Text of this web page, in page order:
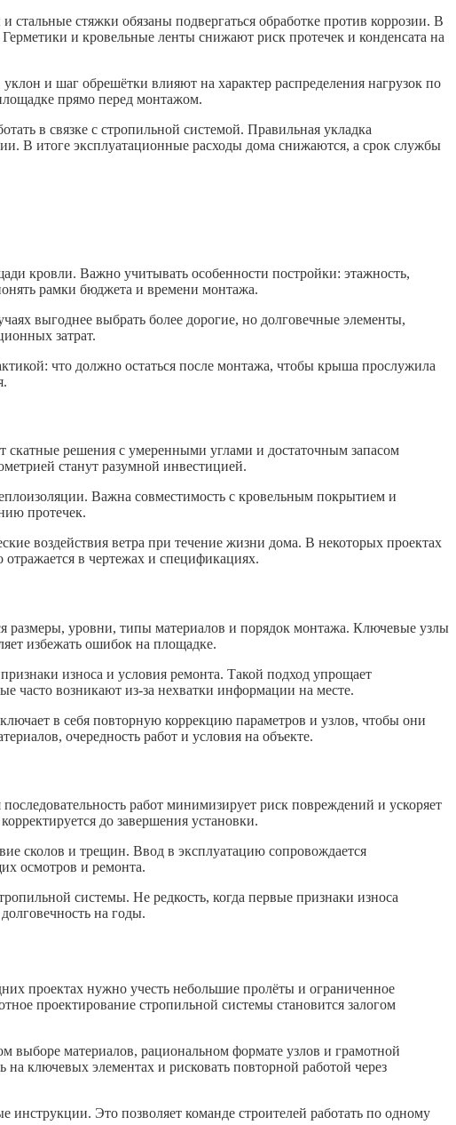
стяжки обязаны подвергаться обработке против коррозии. В
и кровельные ленты снижают риск протечек и конденсата на
и шаг обрешётки влияют на характер распределения нагрузок по
прямо перед монтажом.
в связке с стропильной системой. Правильная укладка
В итоге эксплуатационные расходы дома снижаются, а срок службы
кровли. Важно учитывать особенности постройки: этажность,
рамки бюджета и времени монтажа.
выгоднее выбрать более дорогие, но долговечные элементы,
затрат.
что должно остаться после монтажа, чтобы крыша прослужила
решения с умеренными углами и достаточным запасом
станут разумной инвестицией.
Важна совместимость с кровельным покрытием и
протечек.
воздействия ветра при течение жизни дома. В некоторых проектах
в чертежах и спецификациях.
размеры, уровни, типы материалов и порядок монтажа. Ключевые узлы
избежать ошибок на площадке.
износа и условия ремонта. Такой подход упрощает
часто возникают из-за нехватки информации на месте.
в себя повторную коррекцию параметров и узлов, чтобы они
очередность работ и условия на объекте.
работ минимизирует риск повреждений и ускоряет
до завершения установки.
сколов и трещин. Ввод в эксплуатацию сопровождается
осмотров и ремонта.
системы. Не редкость, когда первые признаки износа
на годы.
проектах нужно учесть небольшие пролёты и ограниченное
проектирование стропильной системы становится залогом
выборе материалов, рациональном формате узлов и грамотной
ключевых элементах и рисковать повторной работой через
Это позволяет команде строителей работать по одному